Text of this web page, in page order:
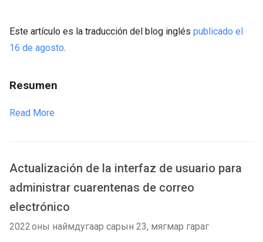
Este artículo es la traducción del blog inglés publicado el
16 de agosto.
Resumen
Read More
Actualización de la interfaz de usuario para
administrar cuarentenas de correo
electrónico
2022 оны наймдугаар сарын 23, мягмар гараг